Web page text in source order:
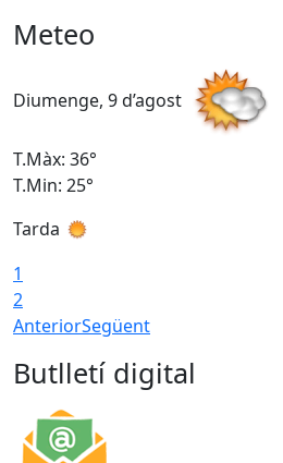
Meteo
Diumenge, 9 d’agost
T.Màx: 36°
T.Min: 25°
Tarda
1
2
AnteriorSegüent
Butlletí digital